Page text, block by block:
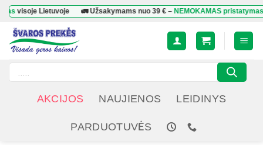
Skip
content
Lietuvoje 🚛 Užsakymams nuo39 €–NEMOKAMAS pristatymasvisoje
Products
search
AKCIJOS NAUJIENOS LEIDINYS
PARDUOTUVĖS